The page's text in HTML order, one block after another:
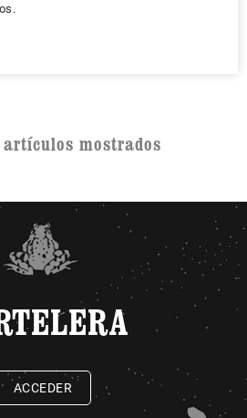
artículos mostrados
ACCEDER